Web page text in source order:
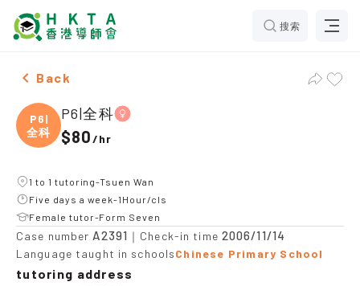
搜索
Female P6|全科，Tsuen Wan Tuition recommendation
Back
P6|
全科
P6|全科
$80/hr
1 to 1 tutoring-Tsuen Wan
Five days a week-1Hour/cls
Female tutor-Form Seven
Case number A2391 ｜Check-in time 2006/11/14
Language taught in schoolsChinese Primary School
tutoring address